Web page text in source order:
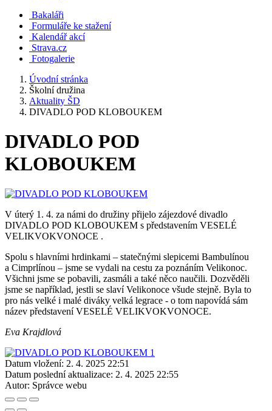
Bakaláři
Formuláře ke stažení
Kalendář akcí
Strava.cz
Fotogalerie
Úvodní stránka
Školní družina
Aktuality ŠD
DIVADLO POD KLOBOUKEM
DIVADLO POD
KLOBOUKEM
V úterý 1. 4. za námi do družiny přijelo zájezdové divadlo
DIVADLO POD KLOBOUKEM s představením VESELÉ
VELIKVOKVONOCE .
Spolu s hlavními hrdinkami – statečnými slepicemi Bambulínou
a Cimprlínou – jsme se vydali na cestu za poznáním Velikonoc.
Všichni jsme se pobavili, zasmáli a také něco naučili. Dozvěděli
jsme se například, jestli se slaví Velikonoce všude stejně. Byla to
pro nás velké i malé diváky velká legrace - o tom napovídá sám
název představení VESELÉ VELIKVOKVONOCE.
Eva Krajdlová
Datum vložení: 2. 4. 2025 22:51
Datum poslední aktualizace: 2. 4. 2025 22:55
Autor: Správce webu